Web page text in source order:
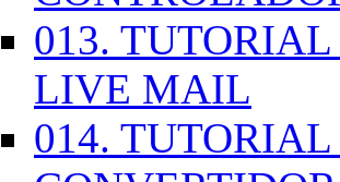
013.
LIVE MAIL
014.